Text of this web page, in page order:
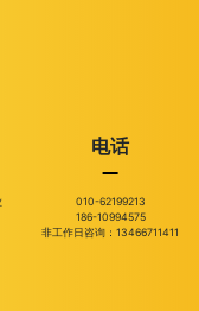
电话
010-62199213
186-10994575
非工作日咨询：13466711411